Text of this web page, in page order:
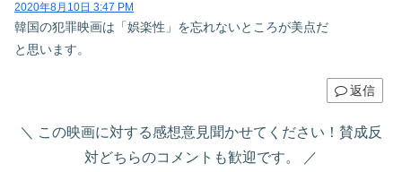
2020年8月10日 3:47 PM
韓国の犯罪映画は「娯楽性」を忘れないところが美点だ
と思います。
返信
この映画に対する感想意見聞かせてください！賛成反
対どちらのコメントも歓迎です。